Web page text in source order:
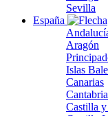
Sevilla
España
Aragón
Islas
Canarias
Cantabria
Castilla